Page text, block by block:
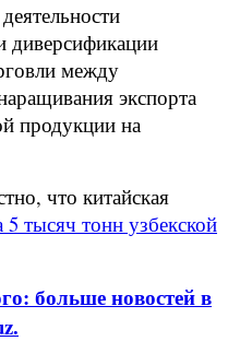
диверсификации
между
экспорта
продукции на
что китайская
тысяч тонн узбекской
больше новостей в